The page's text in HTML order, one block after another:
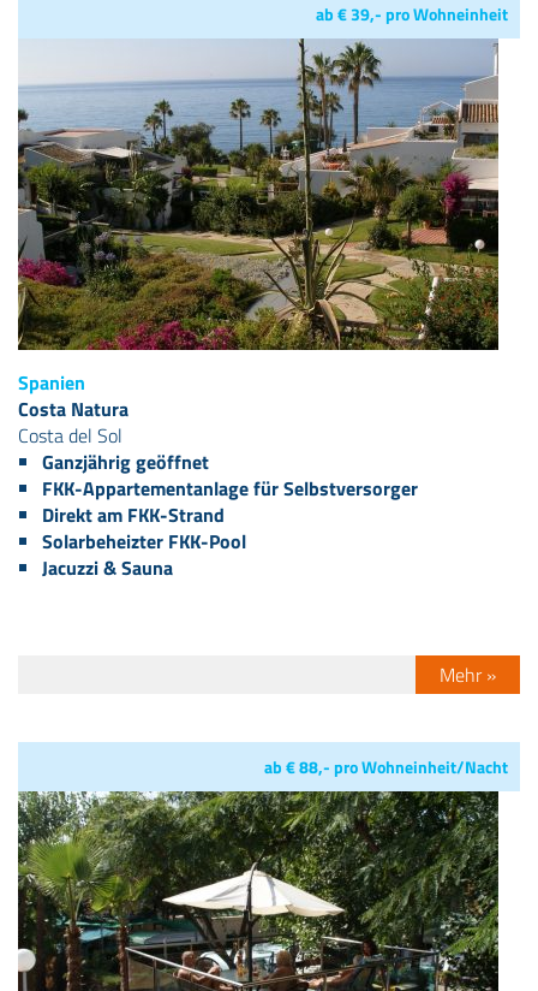
ab € 39,- pro Wohneinheit
Spanien
Costa Natura
Costa del Sol
Ganzjährig geöffnet
FKK-Appartementanlage für Selbstversorger
Direkt am FKK-Strand
Solarbeheizter FKK-Pool
Jacuzzi & Sauna
Mehr »
ab € 88,- pro Wohneinheit/Nacht